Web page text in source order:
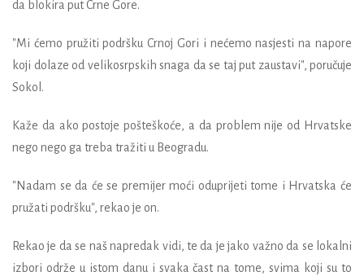
da blokira put Crne Gore.
"Mi ćemo pružiti podršku Crnoj Gori i nećemo nasjesti na napore
koji dolaze od velikosrpskih snaga da se taj put zaustavi", poručuje
Sokol.
Kaže da ako postoje pošteškoće, a da problem nije od Hrvatske
nego nego ga treba tražiti u Beogradu.
"Nadam se da će se premijer moći oduprijeti tome i Hrvatska će
pružati podršku", rekao je on.
Rekao je da se naš napredak vidi, te da je jako važno da se lokalni
izbori održe u istom danu i svaka čast na tome, svima koji su to